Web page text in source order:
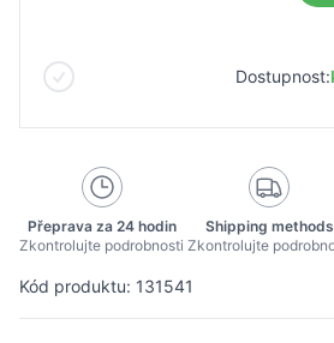
Kód produktu: 131541
Dostupnost:
Přeprava za 24 hodin
Zkontrolujte podrobnosti
Shipping methods
Zkontrolujte